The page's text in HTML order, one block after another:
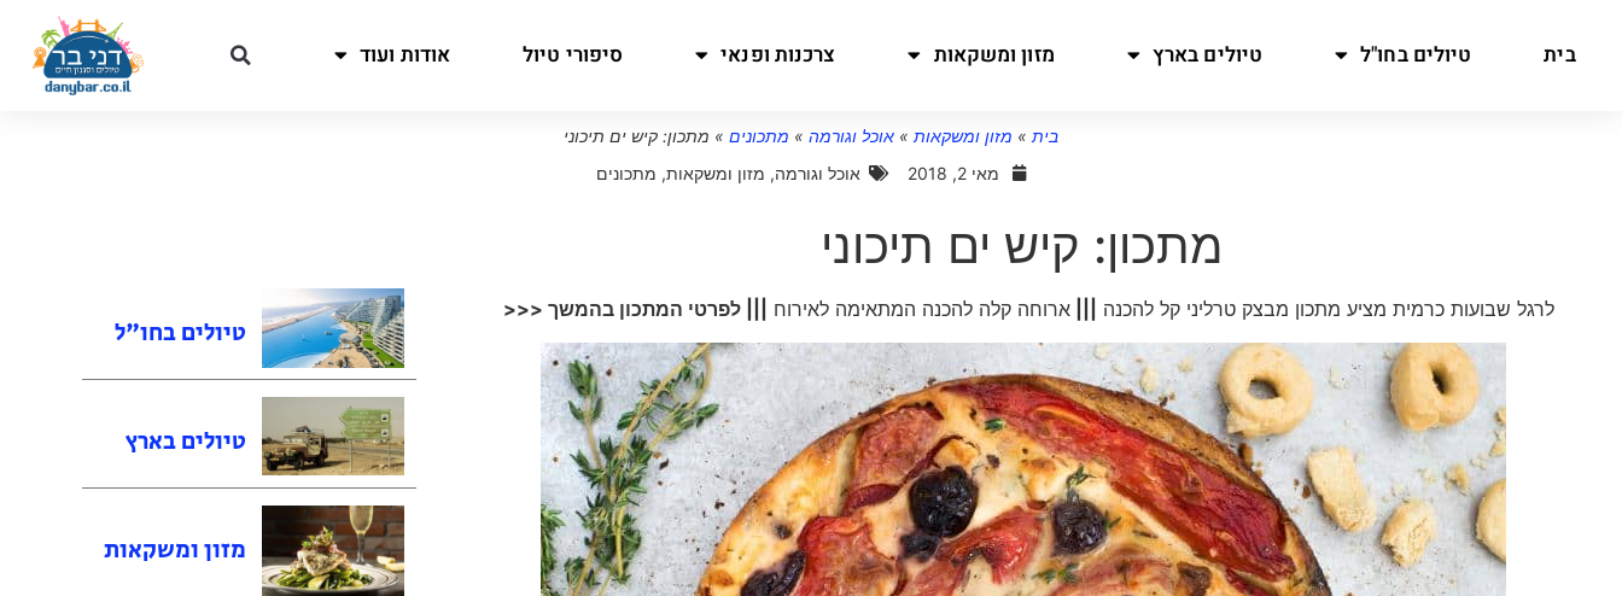
בית טיולים בחו"ל טיולים בארץ מזון ומשקאות צרכנות ופנאי סיפורי טיול אודות ועוד
בית » מזון ומשקאות » אוכל וגורמה » מתכונים » מתכון: קיש ים תיכוני
מאי 2, 2018
אוכל וגורמה, מזון ומשקאות, מתכונים
מתכון: קיש ים תיכוני
לרגל שבועות כרמית מציע מתכון מבצק טרליני קל להכנה |||ארוחה קלה להכנה המתאימה לאירוח ||| לפרטי המתכון בהמשך <<<
טיולים בחו"ל
טיולים בארץ
מזון ומשקאות